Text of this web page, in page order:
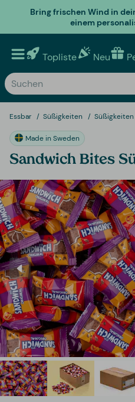
Bring frischen Wind in
einem
Topliste Neu
Essbar Süßigkeiten
Made in Sweden
Sandwich Bites